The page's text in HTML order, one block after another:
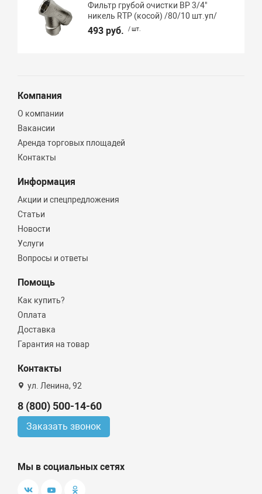
Фильтр грубой очистки ВР 3/4"
никель RTP (косой) /80/10 шт.уп/
493 руб. / шт.
Компания
О компании
Вакансии
Аренда торговых площадей
Контакты
Информация
Акции и спецпредложения
Статьи
Новости
Услуги
Вопросы и ответы
Помощь
Как купить?
Оплата
Доставка
Гарантия на товар
Контакты
ул. Ленина, 92
8 (800) 500-14-60
Заказать звонок
Мы в социальных сетях